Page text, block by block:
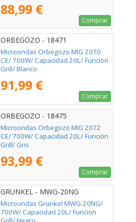
88,99 €
Comprar
ORBEGOZO - 18471
Microondas Orbegozo MIG 2070
CE/ 700W/ Capacidad 20L/ Función
Grill/ Blanco
91,99 €
Comprar
ORBEGOZO - 18475
Microondas Orbegozo MIG 2072
CE/ 700W/ Capacidad 20L/ Función
Grill/ Gris
93,99 €
Comprar
GRUNKEL - MWG-20NG
Microondas Grunkel MWG-20NG/
700W/ Capacidad 20L/ Funcion